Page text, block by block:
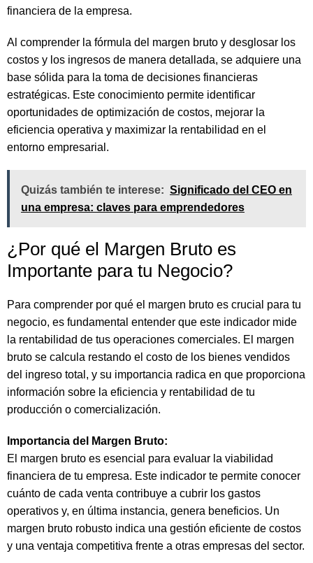
financiera de la empresa.
Al comprender la fórmula del margen bruto y desglosar los
costos y los ingresos de manera detallada, se adquiere una
base sólida para la toma de decisiones financieras
estratégicas. Este conocimiento permite identificar
oportunidades de optimización de costos, mejorar la
eficiencia operativa y maximizar la rentabilidad en el
entorno empresarial.
Quizás también te interese: Significado del CEO en
una empresa: claves para emprendedores
¿Por qué el Margen Bruto es
Importante para tu Negocio?
Para comprender por qué el margen bruto es crucial para tu
negocio, es fundamental entender que este indicador mide
la rentabilidad de tus operaciones comerciales. El margen
bruto se calcula restando el costo de los bienes vendidos
del ingreso total, y su importancia radica en que proporciona
información sobre la eficiencia y rentabilidad de tu
producción o comercialización.
Importancia del Margen Bruto:
El margen bruto es esencial para evaluar la viabilidad
financiera de tu empresa. Este indicador te permite conocer
cuánto de cada venta contribuye a cubrir los gastos
operativos y, en última instancia, genera beneficios. Un
margen bruto robusto indica una gestión eficiente de costos
y una ventaja competitiva frente a otras empresas del sector.